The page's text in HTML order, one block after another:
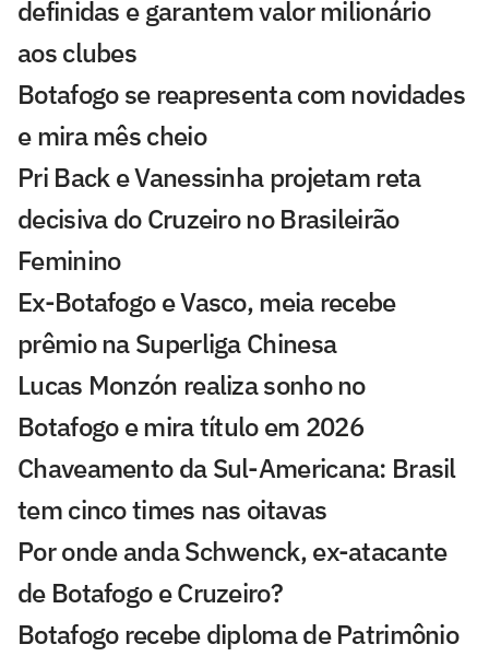
definidas e garantem valor milionário
aos clubes
Botafogo se reapresenta com novidades
e mira mês cheio
Pri Back e Vanessinha projetam reta
decisiva do Cruzeiro no Brasileirão
Feminino
Ex-Botafogo e Vasco, meia recebe
prêmio na Superliga Chinesa
Lucas Monzón realiza sonho no
Botafogo e mira título em 2026
Chaveamento da Sul-Americana: Brasil
tem cinco times nas oitavas
Por onde anda Schwenck, ex-atacante
de Botafogo e Cruzeiro?
Botafogo recebe diploma de Patrimônio